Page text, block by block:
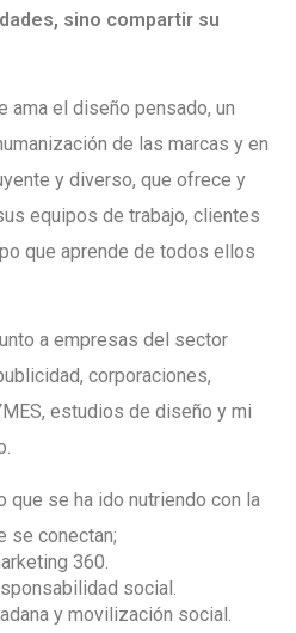
sino compartir su
ama el diseño pensado, un
de las marcas y en
y diverso, que ofrece y
equipos de trabajo, clientes
que aprende de todos ellos
a empresas del sector
corporaciones,
estudios de diseño y mi
que se ha ido nutriendo con la
se conectan;
360.
social.
y movilización social.